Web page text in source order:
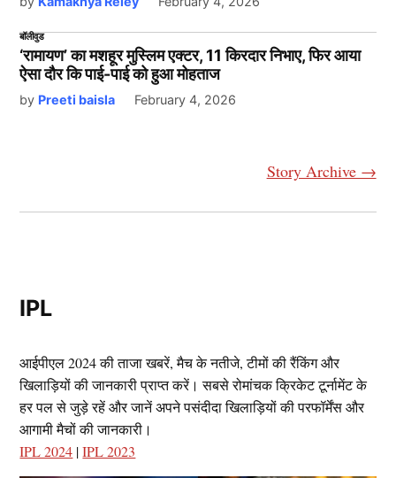
बॉलीवुड
‘रामायण’ का मशहूर मुस्लिम एक्टर, 11 किरदार निभाए, फिर आया
ऐसा दौर कि पाई-पाई को हुआ मोहताज
by Preeti baisla February 4, 2026
Story Archive →
IPL
आईपीएल 2024 की ताजा खबरें, मैच के नतीजे, टीमों की रैंकिंग और
खिलाड़ियों की जानकारी प्राप्त करें। सबसे रोमांचक क्रिकेट टूर्नामेंट के
हर पल से जुड़े रहें और जानें अपने पसंदीदा खिलाड़ियों की परफॉर्मेंस और
आगामी मैचों की जानकारी।
IPL 2024 |IPL 2023